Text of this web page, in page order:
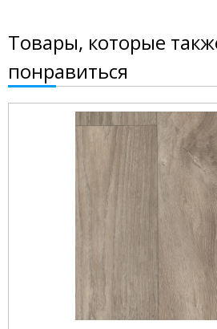
Товары, которые
понравиться